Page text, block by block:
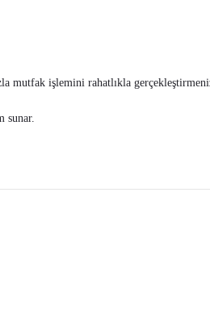
mutfak işlemini rahatlıkla
sunar.